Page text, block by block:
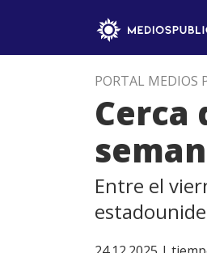
PORTAL MEDIOS
Cerca
Entre el